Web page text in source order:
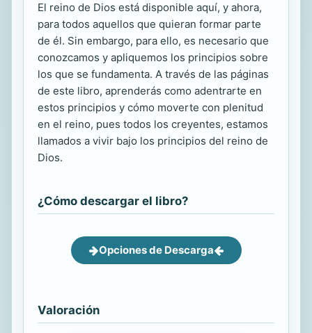
El reino de Dios está disponible aquí, y ahora,
para todos aquellos que quieran formar parte
de él. Sin embargo, para ello, es necesario que
conozcamos y apliquemos los principios sobre
los que se fundamenta. A través de las páginas
de este libro, aprenderás como adentrarte en
estos principios y cómo moverte con plenitud
en el reino, pues todos los creyentes, estamos
llamados a vivir bajo los principios del reino de
Dios.
¿Cómo descargar el libro?
Opciones de Descarga
Valoración